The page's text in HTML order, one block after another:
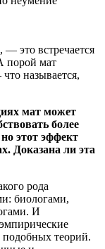
— это встречается
порой мат
называется,
мат может
более
этот эффект
Доказана ли эта
рода
биологами,
И
подобных теорий.